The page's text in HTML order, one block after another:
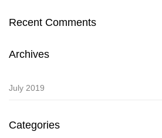
Recent Comments
Archives
July 2019
Categories